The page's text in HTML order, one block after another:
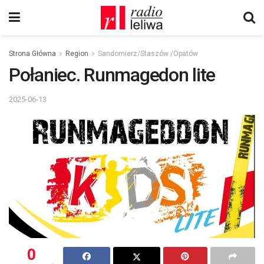
Strona Główna Region Sandomierz/Staszów /Opatów
Połaniec. Runmagedon lite
2025-06-13
0